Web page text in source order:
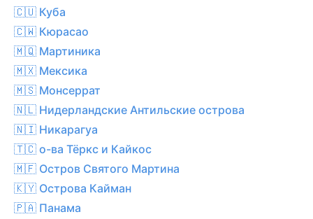
🇨🇺 Куба
🇨🇼 Кюрасао
🇲🇶 Мартиника
🇲🇽 Мексика
🇲🇸 Монсеррат
🇳🇱 Нидерландские Антильские острова
🇳🇮 Никарагуа
🇹🇨 о-ва Тёркс и Кайкос
🇲🇫 Остров Святого Мартина
🇰🇾 Острова Кайман
🇵🇦 Панама